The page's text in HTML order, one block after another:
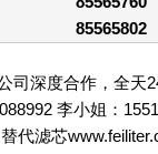
85565802
司深度合作，全天
李小姐：
代滤芯